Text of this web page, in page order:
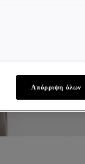
Απόρριψη όλων